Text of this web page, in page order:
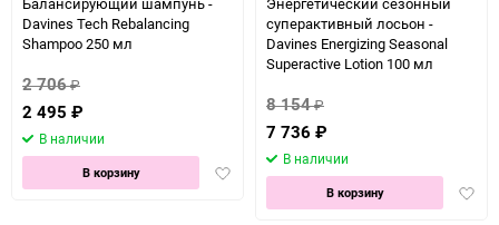
Davines Tech Rebalancing
Shampoo 250 мл
2 706₽
2 495 ₽
В наличии
Добавить
избранное
В корзину
суперактивный лосьон -
Davines Energizing Seasonal
Superactive Lotion 100 мл
8 154₽
7 736 ₽
В наличии
В корзину